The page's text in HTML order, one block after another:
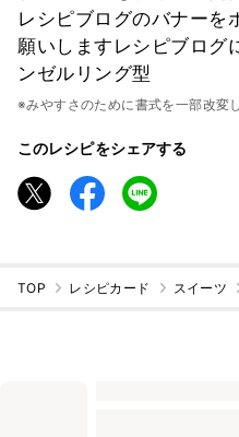
レシピブログのバナーを
願いしますレシピブログ
ンゼルリング型
※みやすさのために書式を一部改変
このレシピをシェアする
TOP レシピカード スイーツ